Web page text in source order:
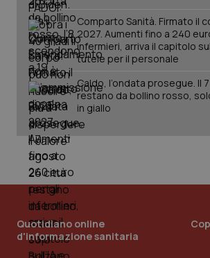
Comparto Sanità. Firmato il
2027. Aumenti fino a 240
infermieri, arriva il capitolo
tutele per il personale
Caldo, l’ondata prosegue. Il
restano da bollino rosso,
in giallo
Quotidiano online
d'informazione sanitaria
_ga_KM60CM4NPH